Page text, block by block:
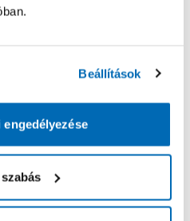
Beállítások